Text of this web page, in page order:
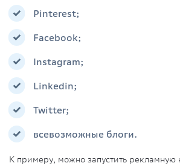
Pinterest;
Facebook;
Instagram;
Linkedin;
Twitter;
всевозможные блоги.
К примеру, можно запустить рекламную